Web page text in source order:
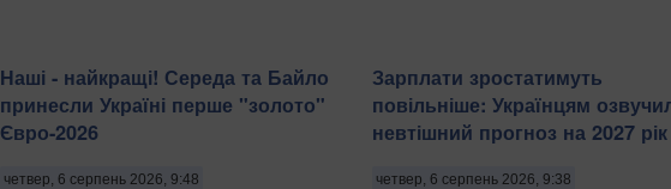
Наші - найкращі! Середа та Байло
принесли Україні перше "золото"
Євро-2026
четвер, 6 серпень 2026, 9:48
Зарплати зростатимуть
повільніше: Українцям
невтішний прогноз на 2027 рік
четвер, 6 серпень 2026, 9:38